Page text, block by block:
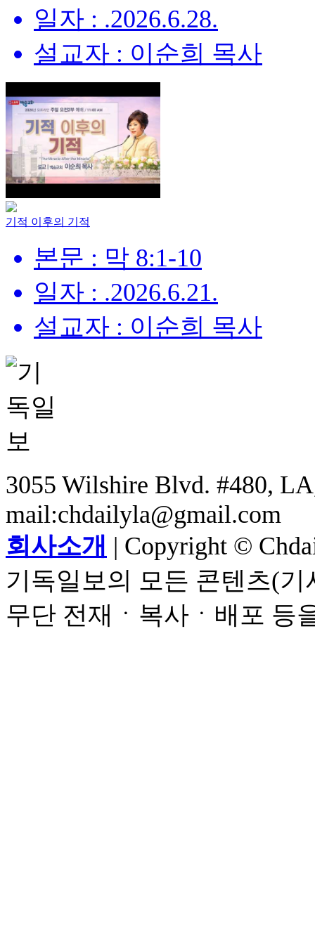
일자 : .2026.6.28.
설교자 : 이순희 목사
기적 이후의 기적
본문 : 막 8:1-10
일자 : .2026.6.21.
설교자 : 이순희 목사
3055 Wilshire Blvd. #480,
mail:chdailyla@gmail.com
회사소개 | Copyright ©
기독일보의 모든 콘텐츠(
무단 전재ㆍ복사ㆍ배포 등